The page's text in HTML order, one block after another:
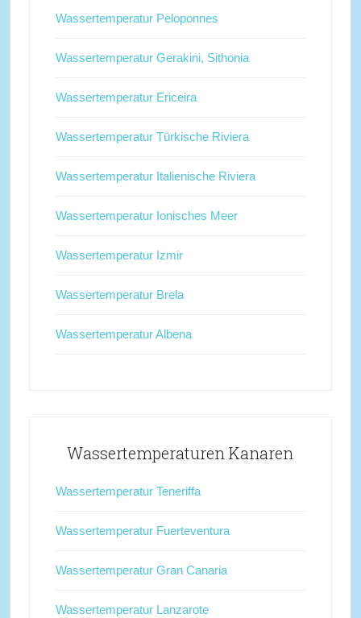
Wassertemperatur Peloponnes
Wassertemperatur Gerakini, Sithonia
Wassertemperatur Ericeira
Wassertemperatur Türkische Riviera
Wassertemperatur Italienische Riviera
Wassertemperatur Ionisches Meer
Wassertemperatur Izmir
Wassertemperatur Brela
Wassertemperatur Albena
Wassertemperaturen Kanaren
Wassertemperatur Teneriffa
Wassertemperatur Fuerteventura
Wassertemperatur Gran Canaria
Wassertemperatur Lanzarote